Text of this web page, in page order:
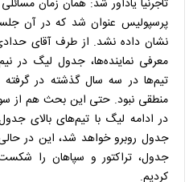
تاجرنیا یادآور شد: همان زمان
پرسپولیس عنوان شد که در آن
نشان داده نشد. از طرف آقای
معرفی نماینده‌ها، جدول لیگ در
تیم‌ها در سه سال گذشته در
منطقی نبود. حتی این بحث هم از
در ادامه لیگ با تیم‌های بالای
جدول روبرو خواهد شد، این در
جدول، تراکتور و سپاهان را
کردیم.